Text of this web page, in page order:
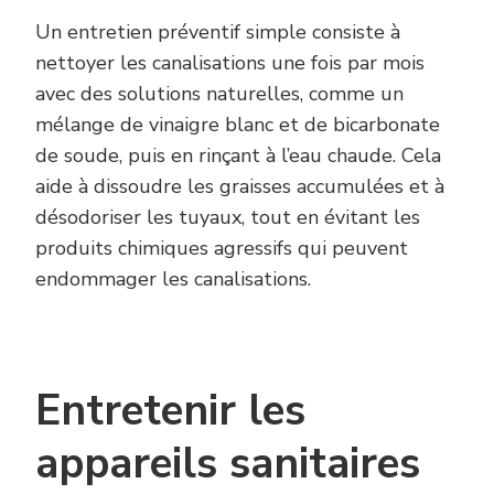
Un entretien préventif simple consiste à
nettoyer les canalisations une fois par mois
avec des solutions naturelles, comme un
mélange de vinaigre blanc et de bicarbonate
de soude, puis en rinçant à l’eau chaude. Cela
aide à dissoudre les graisses accumulées et à
désodoriser les tuyaux, tout en évitant les
produits chimiques agressifs qui peuvent
endommager les canalisations.
Entretenir les
appareils sanitaires